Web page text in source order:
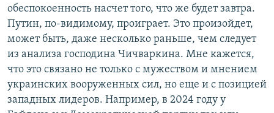
обеспокоенность насчет того, что же будет завтра.
Путин, по-видимому, проиграет. Это произойдет,
может быть, даже несколько раньше, чем следует
из анализа господина Чичваркина. Мне кажется,
что это связано не только с мужеством и мнением
украинских вооруженных сил, но еще и с позицией
западных лидеров. Например, в 2024 году у